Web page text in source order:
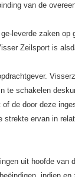
van de
leverde zaken op
Zeilsport is
te schakelen
de door deze
strekte ervan in
uit hoofde van